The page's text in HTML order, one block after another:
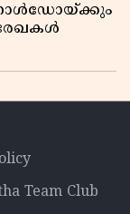
Team Club